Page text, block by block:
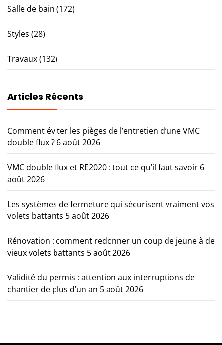
Salle de bain (172)
Styles (28)
Travaux(132)
Articles Récents
Comment éviter les pièges de l’entretien d’une VMC
double flux ? 6 août 2026
VMC double flux et RE2020 : tout ce qu’il faut savoir 6
août 2026
Les systèmes de fermeture qui sécurisent vraiment vos
volets battants 5 août 2026
Rénovation : comment redonner un coup de jeune à de
vieux volets battants 5 août 2026
Validité du permis : attention aux interruptions de
chantier de plus d’un an 5 août 2026